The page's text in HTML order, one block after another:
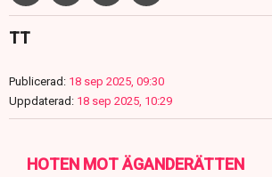
TT
Publicerad: 18 sep 2025, 09:30
Uppdaterad: 18 sep 2025, 10:29
HOTEN MOT ÄGANDERÄTTEN